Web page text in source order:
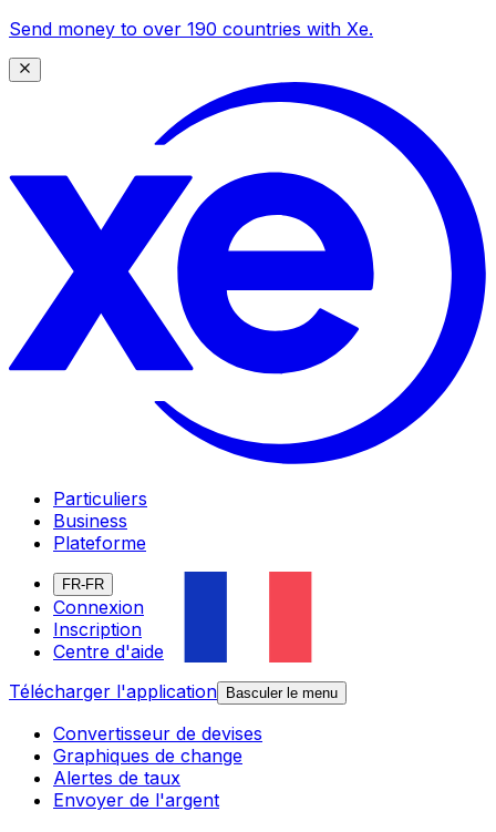
Send money to over 190 countries with Xe.
Particuliers
Business
Plateforme
FR-FR
Connexion
Inscription
Centre d'aide
Télécharger l'application
Basculer le menu
Convertisseur de devises
Graphiques de change
Alertes de taux
Envoyer de l'argent